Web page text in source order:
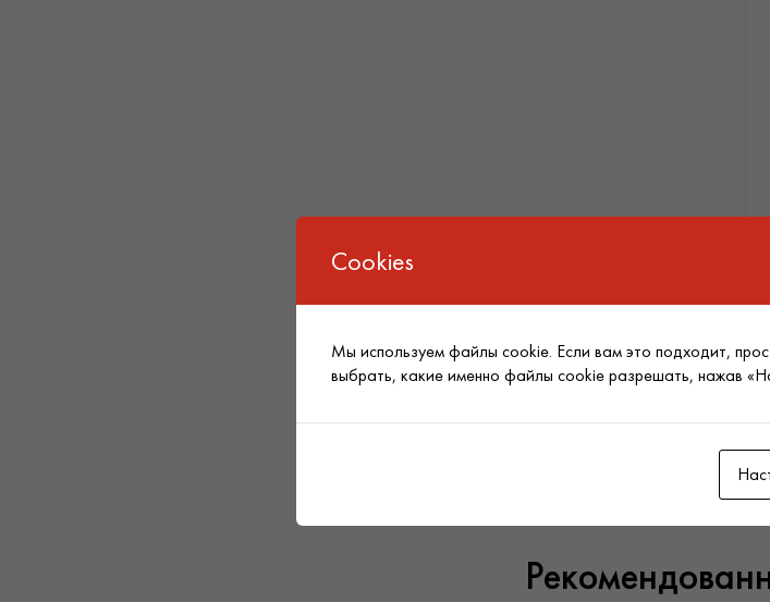
Cookies
Мы используем файлы cookie. Если вам это подходит,
выбрать, какие именно файлы cookie разрешать, нажав